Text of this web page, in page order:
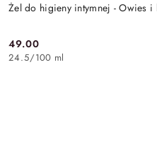
Żel do higieny intymnej - Owies
Cena:
49.00
24.5/100 ml